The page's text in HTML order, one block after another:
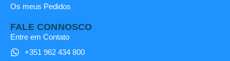
Os meus Pedidos
FALE CONNOSCO
Entre em Contato
+351 962 434 800